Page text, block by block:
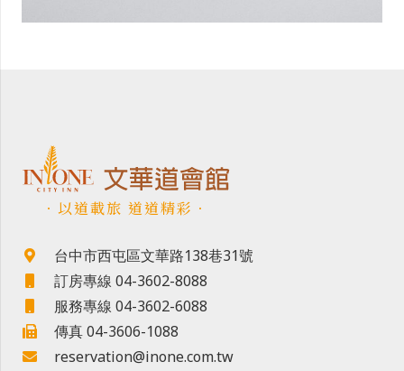
．以道載旅 道道精彩．
台中市西屯區文華路138巷31號
訂房專線 04-3602-8088
服務專線 04-3602-6088
傳真 04-3606-1088
reservation@inone.com.tw